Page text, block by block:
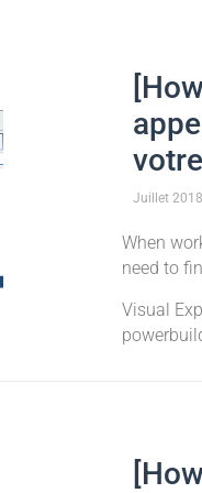
Juillet
When
need to
Visual